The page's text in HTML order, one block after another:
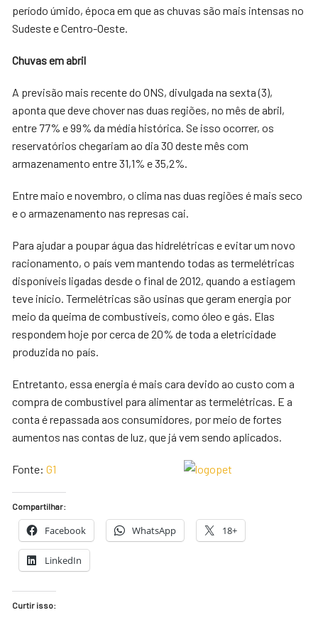
período úmido, época em que as chuvas são mais intensas no
Sudeste e Centro-Oeste.
Chuvas em abril
A previsão mais recente do ONS, divulgada na sexta (3),
aponta que deve chover nas duas regiões, no mês de abril,
entre 77% e 99% da média histórica. Se isso ocorrer, os
reservatórios chegariam ao dia 30 deste mês com
armazenamento entre 31,1% e 35,2%.
Entre maio e novembro, o clima nas duas regiões é mais seco
e o armazenamento nas represas cai.
Para ajudar a poupar água das hidrelétricas e evitar um novo
racionamento, o país vem mantendo todas as termelétricas
disponíveis ligadas desde o final de 2012, quando a estiagem
teve início. Termelétricas são usinas que geram energia por
meio da queima de combustíveis, como óleo e gás. Elas
respondem hoje por cerca de 20% de toda a eletricidade
produzida no país.
Entretanto, essa energia é mais cara devido ao custo com a
compra de combustível para alimentar as termelétricas. E a
conta é repassada aos consumidores, por meio de fortes
aumentos nas contas de luz, que já vem sendo aplicados.
Fonte:G1
Compartilhar:
Facebook WhatsApp 18+
LinkedIn
Curtir isso: